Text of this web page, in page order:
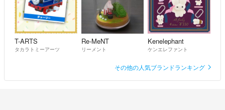
T-ARTS
タカラトミーアーツ
Re-MeNT
リーメント
Kenelephant
ケンエレファント
その他の人気ブランドランキング